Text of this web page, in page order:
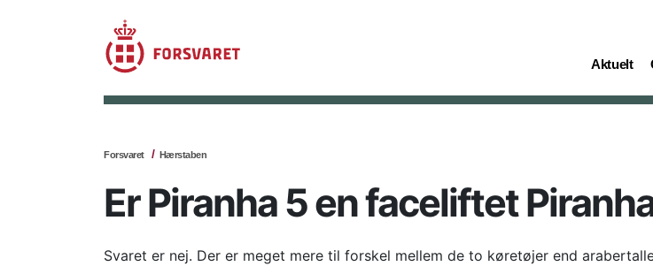
Aktuelt
(current)
Forsvaret Hærstaben
Er Piranha 5 en faceliftet
Svaret er nej. Der er meget mere til forskel mellem de to køretøjer end